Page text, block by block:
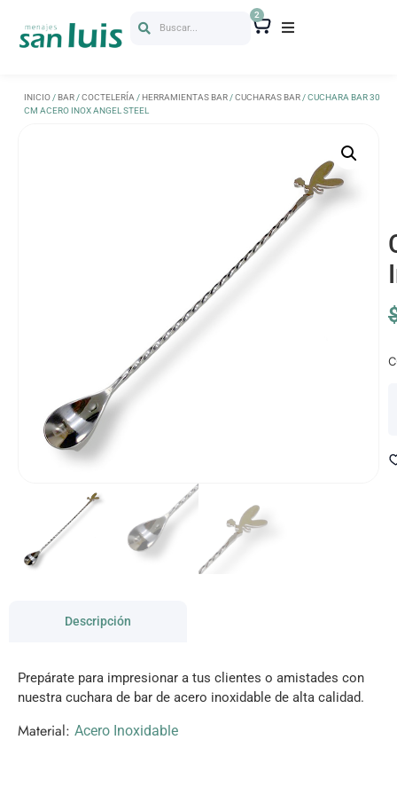
Buscar...
2
INICIO /BAR /COCTELERÍA /HERRAMIENTAS BAR /CUCHARAS BAR / CUCHARA BAR 30
CM ACERO INOX ANGEL STEEL
Descripción
Prepárate para impresionar a tus clientes o amistades con
nuestra cuchara de bar de acero inoxidable de alta calidad.
Material: Acero Inoxidable